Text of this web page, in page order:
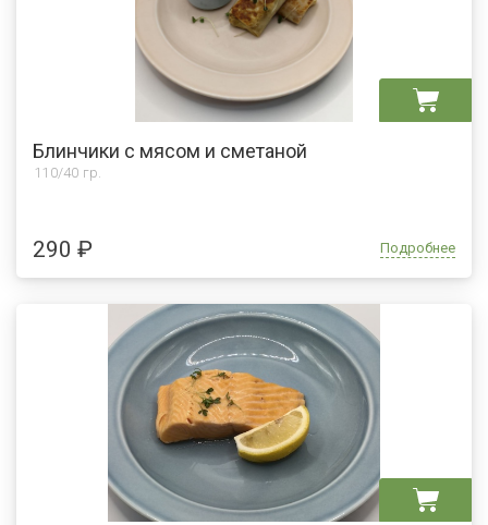
Блинчики с мясом и сметаной
110/40 гр.
290 ₽ Подробнее